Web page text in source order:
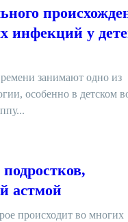
инфекций у
занимают одно из
особенно в детском
астмой
происходит во многих